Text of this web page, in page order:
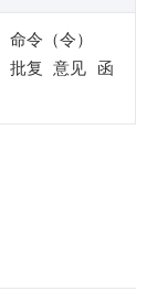
命令（令）
批复 意见
函